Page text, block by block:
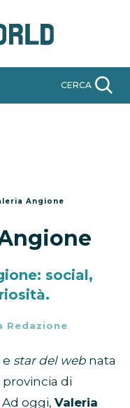
CERCA
Angione
social,
Redazione
e star del web nata
provincia di
oggi, Valeria